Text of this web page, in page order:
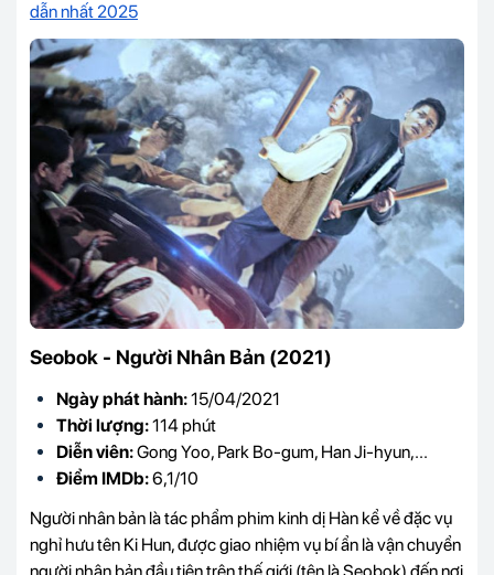
dẫn nhất 2025
Seobok - Người Nhân Bản (2021)
Ngày phát hành:15/04/2021
Thời lượng:114 phút
Diễn viên:Gong Yoo, Park Bo-gum, Han Ji-hyun,...
Điểm IMDb:6,1/10
Người nhân bản là tác phẩm phim kinh dị Hàn kể về đặc vụ
nghỉ hưu tên Ki Hun, được giao nhiệm vụ bí ẩn là vận chuyển